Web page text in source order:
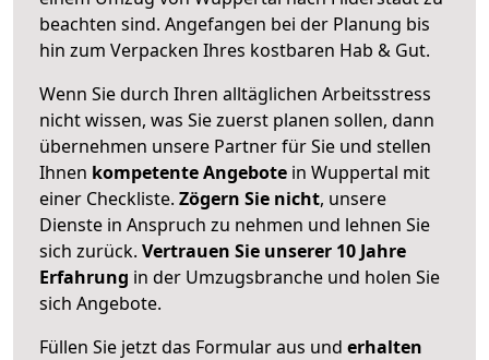
beachten sind. Angefangen bei der Planung bis
hin zum Verpacken Ihres kostbaren Hab & Gut.
Wenn Sie durch Ihren alltäglichen Arbeitsstress
nicht wissen, was Sie zuerst planen sollen, dann
übernehmen unsere Partner für Sie und stellen
Ihnen kompetente Angebote in Wuppertal mit
einer Checkliste. Zögern Sie nicht, unsere
Dienste in Anspruch zu nehmen und lehnen Sie
sich zurück. Vertrauen Sie unserer 10 Jahre
Erfahrung in der Umzugsbranche und holen Sie
sich Angebote.
Füllen Sie jetzt das Formular aus und erhalten